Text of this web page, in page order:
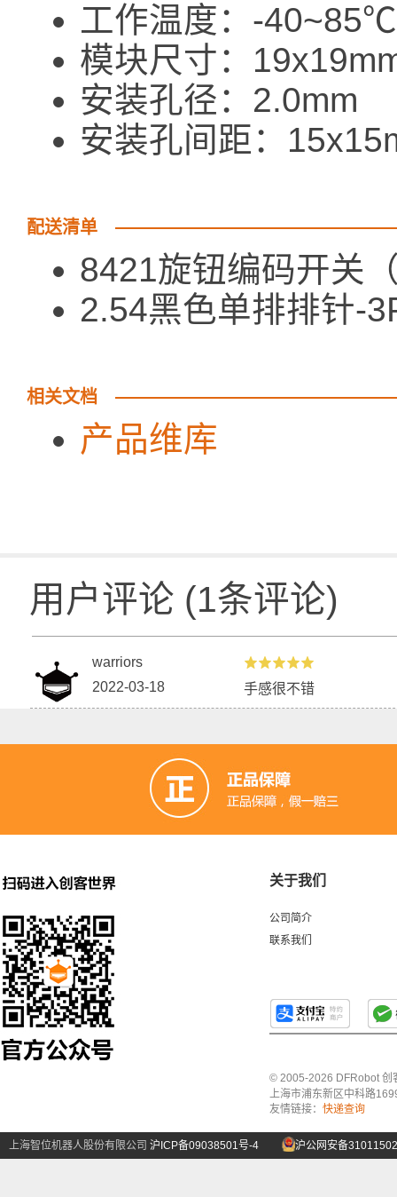
工作温度：-40~85℃
模块尺寸：
安装孔径：2.0mm
安装孔间距：
配送清单
8421旋钮编码开
2.54黑色单排
相关文档
产品维库
用户评论 (1条评论)
warriors
2022-03-18
手感很不错
关于我们
公司简介
联系我们
© 2005-2026 DFRobot 创
上海市浦东新区中科路
友情链接： 快递查询
上海智位机器人股份有限公司 沪ICP备09038501号-4 沪公网安备